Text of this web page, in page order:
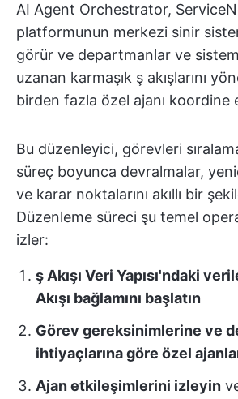
AI Agent Orchestrator,
platformunun merkezi sinir
görür ve departmanlar ve
uzanan karmaşık ş akışlarını
birden fazla özel ajanı koordine
Bu düzenleyici, görevleri
süreç boyunca devralmalar,
ve karar noktalarını akıllı bir
Düzenleme süreci şu temel
izler:
ş Akışı Veri Yapısı'ndaki
Akışı bağlamını başlatın
Görev gereksinimlerine ve
ihtiyaçlarına göre özel
Ajan etkileşimlerini izleyin